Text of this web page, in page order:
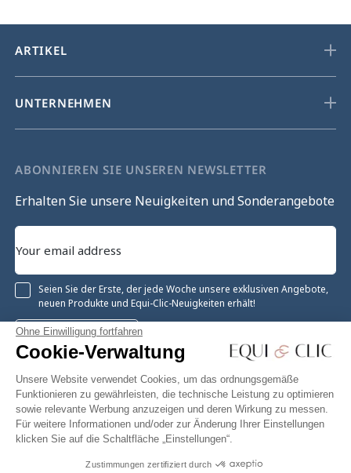
Ohne Einwilligung fortfahren
Cookie-Verwaltung
Unsere Website verwendet Cookies, um das ordnungsgemäße
Funktionieren zu gewährleisten, die technische Leistung zu optimieren
sowie relevante Werbung anzuzeigen und deren Wirkung zu messen.
Für weitere Informationen und/oder zur Änderung Ihrer Einstellungen
klicken Sie auf die Schaltfläche „Einstellungen“.
Zustimmungen zertifiziert durch
ARTIKEL
UNTERNEHMEN
ABONNIEREN SIE UNSEREN NEWSLETTER
Erhalten Sie unsere Neuigkeiten und Sonderangebote
Seien Sie der Erste, der jede Woche unsere exklusiven Angebote,
neuen Produkte und Equi-Clic-Neuigkeiten erhält!
Registrieren
Facebook Twitter
YouTube
Pinterest
Instagram